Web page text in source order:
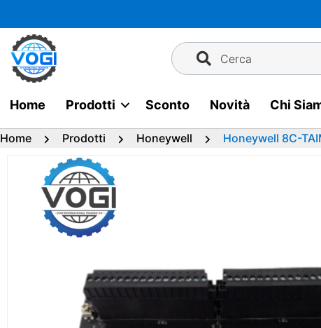
al
contenuto
Cerca
Home Prodotti Sconto Novità Chi
Home Prodotti Honeywell Honeywell 8C-